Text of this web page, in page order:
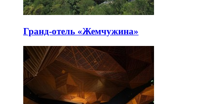
Гранд-отель «Жемчужина»